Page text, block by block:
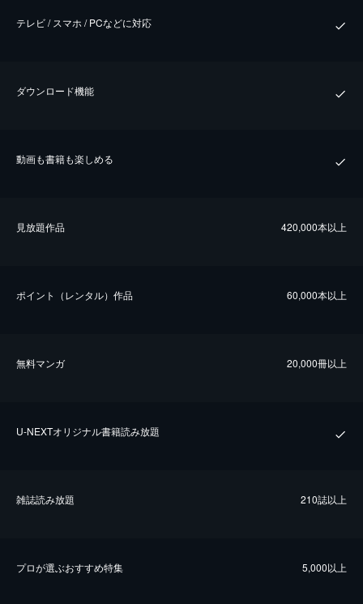
テレビ / スマホ / PCなどに対応
ダウンロード機能
動画も書籍も楽しめる
⾒放題作品 420,000本以上
ポイント（レンタル）作品 60,000本以上
無料マンガ 20,000冊以上
U-NEXTオリジナル書籍読み放題
雑誌読み放題 210誌以上
プロが選ぶおすすめ特集 5,000以上